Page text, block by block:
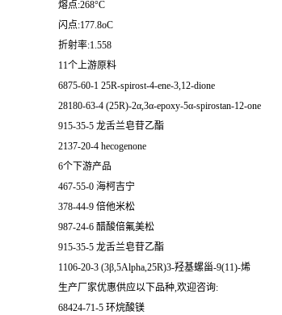
熔点:268°C
闪点:177.8oC
折射率:1.558
11个上游原料
6875-60-1 25R-spirost-4-ene-3,12-dione
28180-63-4 (25R)-2α,3α-epoxy-5α-spirostan-12-one
915-35-5 龙舌兰皂苷乙酯
2137-20-4 hecogenone
6个下游产品
467-55-0 海柯吉宁
378-44-9 倍他米松
987-24-6 醋酸倍氟美松
915-35-5 龙舌兰皂苷乙酯
1106-20-3 (3β,5Alpha,25R)3-羟基螺甾-9(11)-烯
生产厂家优惠供应以下品种,欢迎咨询:
68424-71-5 环烷酸镁